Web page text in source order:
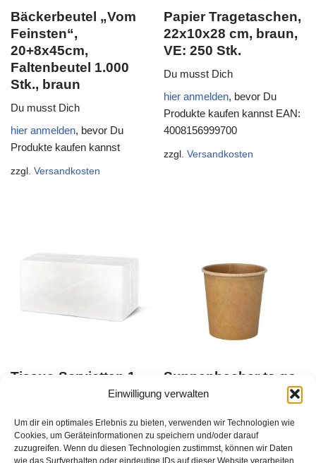
Einwilligung verwalten
Um dir ein optimales Erlebnis zu bieten, verwenden wir Technologien wie
Cookies, um Geräteinformationen zu speichern und/oder darauf
zuzugreifen. Wenn du diesen Technologien zustimmst, können wir Daten
wie das Surfverhalten oder eindeutige IDs auf dieser Website verarbeiten.
Bäckerbeutel „Vom
Feinsten“,
20+8x45cm,
Faltenbeutel 1.000
Stk., braun
Du musst Dich
hier anmelden, bevor Du
Produkte kaufen kannst
zzgl. Versandkosten
Papier Tragetaschen,
22x10x28 cm, braun,
VE: 250 Stk.
Du musst Dich
hier anmelden, bevor Du
Produkte kaufen kannst EAN:
4008156999700
zzgl.Versandkosten
Tissue-Servietten 1-
lagig, weiß, 33×33
Du musst Dich
hier anmelden, bevor Du
Suppenbecher to go,
480 ml, braun, VE: 25
Du musst Dich
hier anmelden, bevor Du